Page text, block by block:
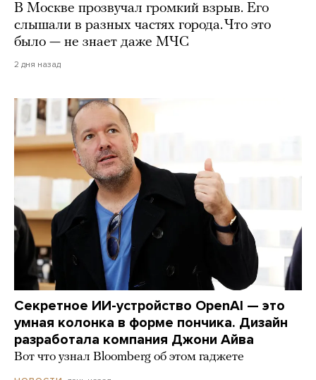
В Москве прозвучал громкий взрыв. Его
слышали в разных частях города. Что это
было — не знает даже МЧС
2 дня назад
Секретное ИИ-устройство OpenAI — это
умная колонка в форме пончика. Дизайн
разработала компания Джони Айва
Вот что узнал Bloomberg об этом гаджете